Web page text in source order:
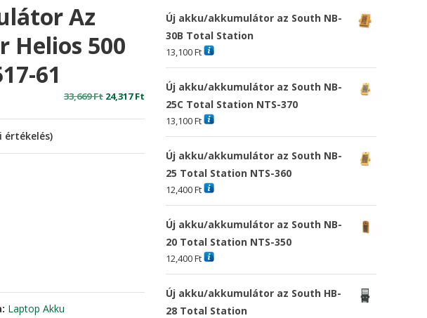
Az
Helios 500
61
33,669Ft Original
24,317Ft Current
price
értékelés)
Laptop Akku
Új akku/akkumulátor az South NB-
30B Total Station
13,100Ft
Új akku/akkumulátor az South NB-
25C Total Station NTS-370
13,100Ft
Új akku/akkumulátor az South NB-
25 Total Station NTS-360
12,400Ft
Új akku/akkumulátor az South NB-
20 Total Station NTS-350
12,400Ft
Új akku/akkumulátor az South HB-
28 Total Station